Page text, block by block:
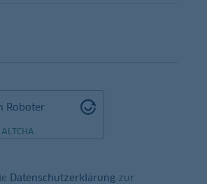
Roboter
ALTCHA
Datenschutzerklärung zur